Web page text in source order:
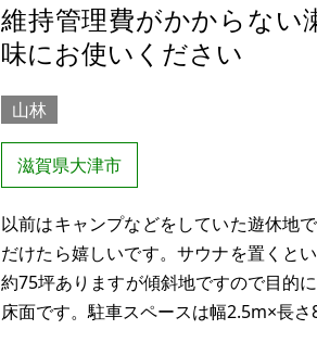
維持管理費がかからない
味にお使いください
山林
滋賀県大津市
以前はキャンプなどをしていた遊休地
だけたら嬉しいです。サウナを置くと
約75坪ありますが傾斜地ですので目的
床面です。駐車スペースは幅2.5m×長